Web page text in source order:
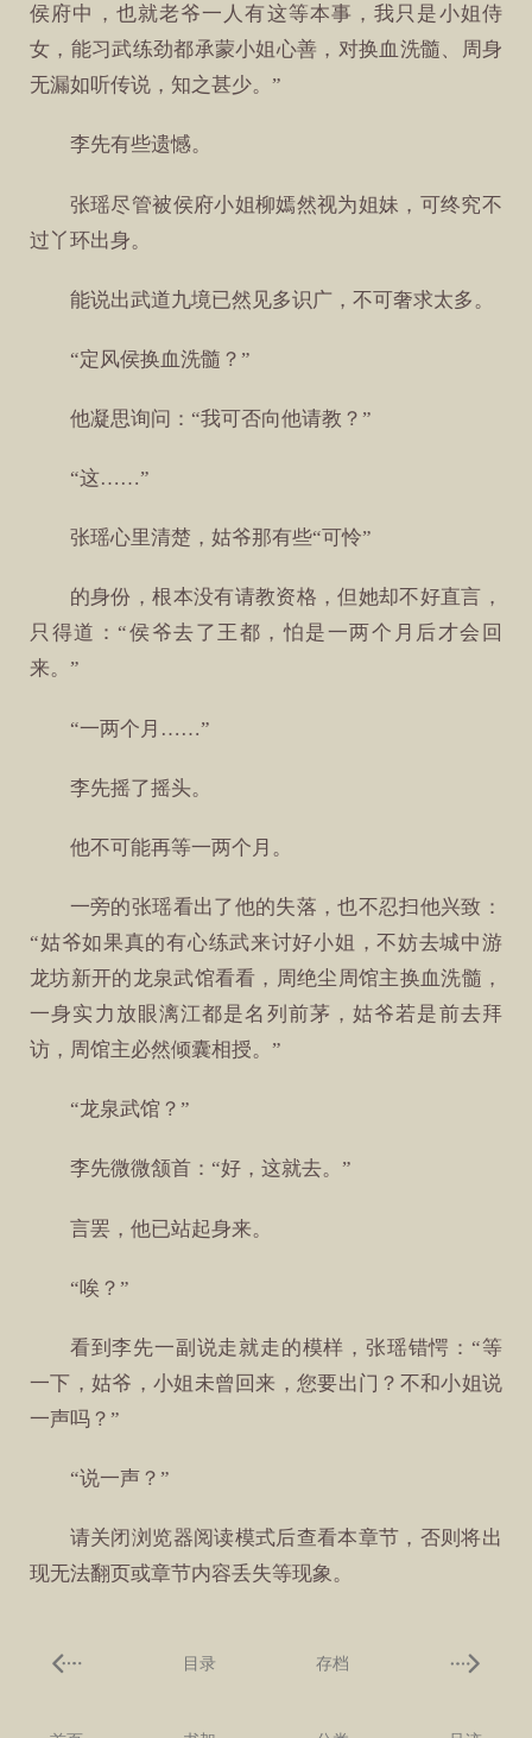
侯府中，也就老爷一人有这等本事，我只是小姐侍
女，能习武练劲都承蒙小姐心善，对换血洗髓、周身
无漏如听传说，知之甚少。”
李先有些遗憾。
张瑶尽管被侯府小姐柳嫣然视为姐妹，可终究不
过丫环出身。
能说出武道九境已然见多识广，不可奢求太多。
“定风侯换血洗髓？”
他凝思询问：“我可否向他请教？”
“这……”
张瑶心里清楚，姑爷那有些“可怜”
的身份，根本没有请教资格，但她却不好直言，
只得道：“侯爷去了王都，怕是一两个月后才会回
来。”
“一两个月……”
李先摇了摇头。
他不可能再等一两个月。
一旁的张瑶看出了他的失落，也不忍扫他兴致：
“姑爷如果真的有心练武来讨好小姐，不妨去城中游
龙坊新开的龙泉武馆看看，周绝尘周馆主换血洗髓，
一身实力放眼漓江都是名列前茅，姑爷若是前去拜
访，周馆主必然倾囊相授。”
“龙泉武馆？”
李先微微颔首：“好，这就去。”
言罢，他已站起身来。
“唉？”
看到李先一副说走就走的模样，张瑶错愕：“等
一下，姑爷，小姐未曾回来，您要出门？不和小姐说
一声吗？”
“说一声？”
请关闭浏览器阅读模式后查看本章节，否则将出
现无法翻页或章节内容丢失等现象。
目录 存档